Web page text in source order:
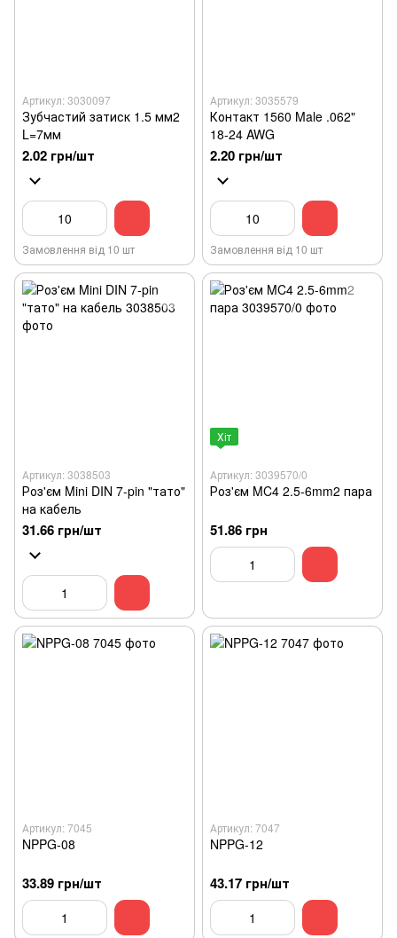
Артикул: 3030097
Зубчастий затиск 1.5 мм2
L=7мм
2.02 грн/шт
Замовлення від 10 шт
Артикул: 3035579
Контакт 1560 Male .062"
18-24 AWG
2.20 грн/шт
Замовлення від 10 шт
Артикул: 3038503
Роз'єм Mini DIN 7-pin "тато"
на кабель
31.66 грн/шт
Хіт
Артикул: 3039570/0
Роз'єм MC4 2.5-6mm2 пара
51.86 грн
Артикул: 7045
NPPG-08
33.89 грн/шт
Артикул: 7047
NPPG-12
43.17 грн/шт